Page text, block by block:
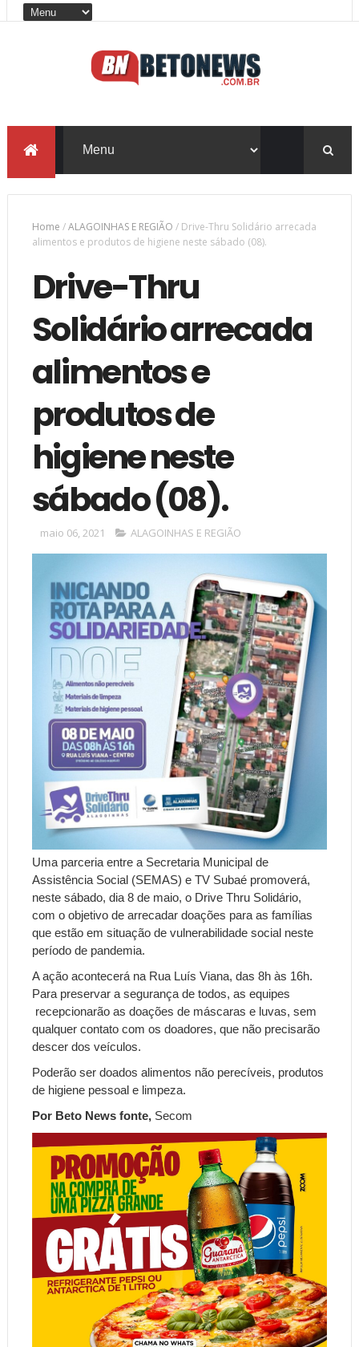
Home /ALAGOINHAS E REGIÃO / Drive-Thru Solidário arrecada
alimentos e produtos de higiene neste sábado (08).
Drive-Thru
Solidário arrecada
alimentos e
produtos de
higiene neste
sábado (08).
maio 06, 2021 ALAGOINHAS E REGIÃO
Uma parceria entre a Secretaria Municipal de
Assistência Social (SEMAS) e TV Subaé promoverá,
neste sábado, dia 8 de maio, o Drive Thru Solidário,
com o objetivo de arrecadar doações para as famílias
que estão em situação de vulnerabilidade social neste
período de pandemia.
A ação acontecerá na Rua Luís Viana, das 8h às 16h.
Para preservar a segurança de todos, as equipes
recepcionarão as doações de máscaras e luvas, sem
qualquer contato com os doadores, que não precisarão
descer dos veículos.
Poderão ser doados alimentos não perecíveis, produtos
de higiene pessoal e limpeza.
Por Beto News fonte,Secom